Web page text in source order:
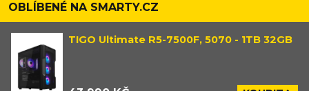
OBLÍBENÉ NA SMARTY.CZ
TIGO Ultimate R5-7500F, 5070 - 1TB 32GB